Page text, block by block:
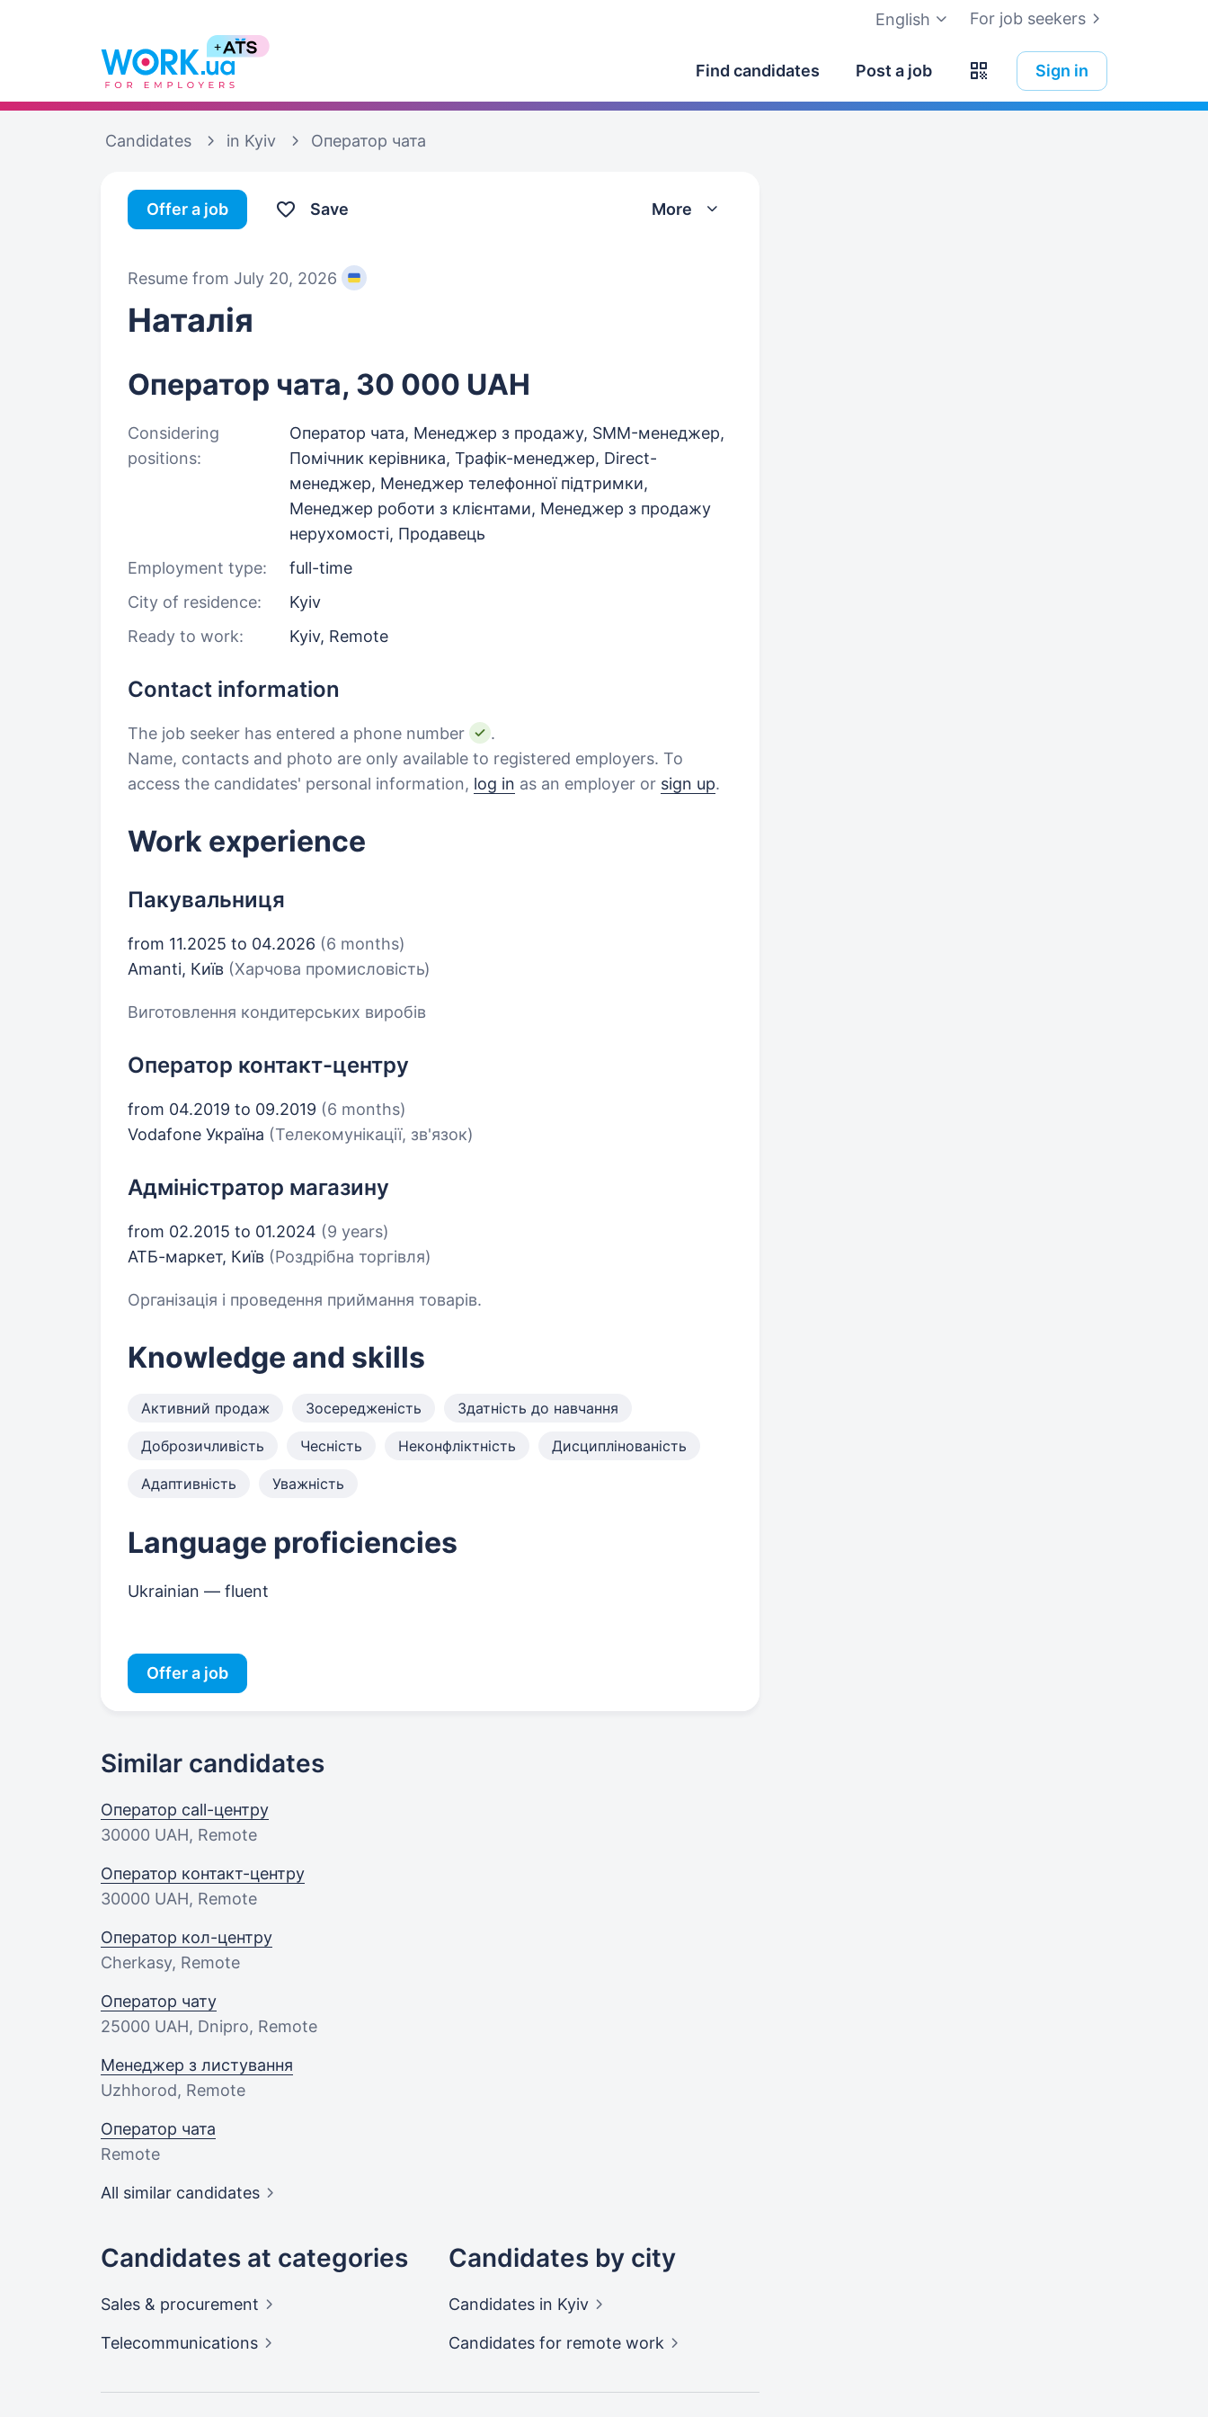
For job seekers
English
Find candidates Post a job Sign in
Candidates in Kyiv Оператор чата
Offer a job Save More
Resume from July 20, 2026
Наталія
Оператор чата, 30 000 UAH
Considering
positions:
Оператор чата, Менеджер з продажу, SMM-менеджер,
Помічник керівника, Трафік-менеджер, Direct-
менеджер, Менеджер телефонної підтримки,
Менеджер роботи з клієнтами, Менеджер з продажу
нерухомості, Продавець
Employment type:
full-time
City of residence:
Kyiv
Ready to work:
Kyiv, Remote
Contact information
The job seeker has entered a phone number
.
Name, contacts and photo are only available to registered employers. To
access the candidates' personal information, log in as an employer or sign up.
Work experience
Пакувальниця
from 11.2025 to 04.2026 (6 months)
Amanti, Київ (Харчова промисловість)
Виготовлення кондитерських виробів
Оператор контакт-центру
from 04.2019 to 09.2019 (6 months)
Vodafone Україна (Телекомунікації, зв'язок)
Адміністратор магазину
from 02.2015 to 01.2024 (9 years)
АТБ-маркет, Київ (Роздрібна торгівля)
Організація і проведення приймання товарів.
Knowledge and skills
Активний продаж Зосередженість Здатність до навчання
Доброзичливість Чесність Неконфліктність Дисциплінованість
Адаптивність Уважність
Language proficiencies
Ukrainian — fluent
Offer a job
Similar candidates
Оператор call-центру
30000 UAH, Remote
Оператор контакт-центру
30000 UAH, Remote
Оператор кол-центру
Cherkasy, Remote
Оператор чату
25000 UAH, Dnipro, Remote
Менеджер з листування
Uzhhorod, Remote
Оператор чата
Remote
All similar candidates
Candidates at categories
Sales & procurement
Telecommunications
Candidates by city
Candidates in Kyiv
Candidates for remote work